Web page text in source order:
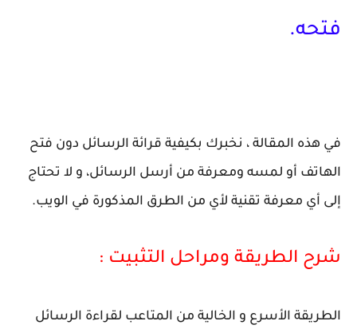
فتحه.
في هذه المقالة ، نخبرك بكيفية قرائة الرسائل دون فتح
الهاتف أو لمسه ومعرفة من أرسل الرسائل، و لا تحتاج
إلى أي معرفة تقنية لأي من الطرق المذكورة في الويب.
شرح الطريقة ومراحل التثبيت :
الطريقة الأسرع و الخالية من المتاعب لقراءة الرسائل